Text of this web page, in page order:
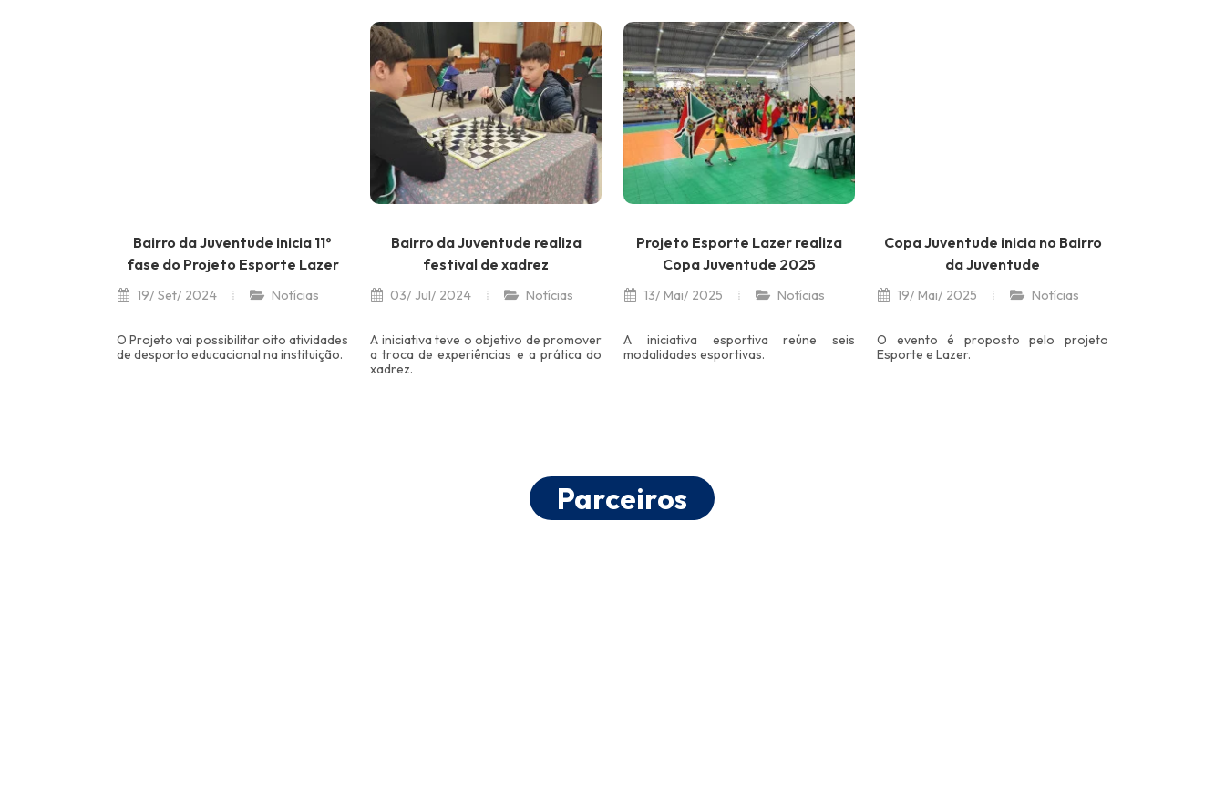
Bairro da Juventude inicia 11º
fase do Projeto Esporte Lazer
19/ Set/ 2024 Notícias
O Projeto vai possibilitar oito atividades
de desporto educacional na instituição.
Bairro da Juventude realiza
festival de xadrez
03/ Jul/ 2024 Notícias
A iniciativa teve o objetivo de promover
a troca de experiências e a prática do
xadrez.
Projeto Esporte Lazer realiza
Copa Juventude 2025
13/ Mai/ 2025 Notícias
A iniciativa esportiva reúne seis
modalidades esportivas.
Copa Juventude inicia no Bairro
da Juventude
19/ Mai/ 2025 Notícias
O evento é proposto pelo projeto
Esporte e Lazer.
Parceiros